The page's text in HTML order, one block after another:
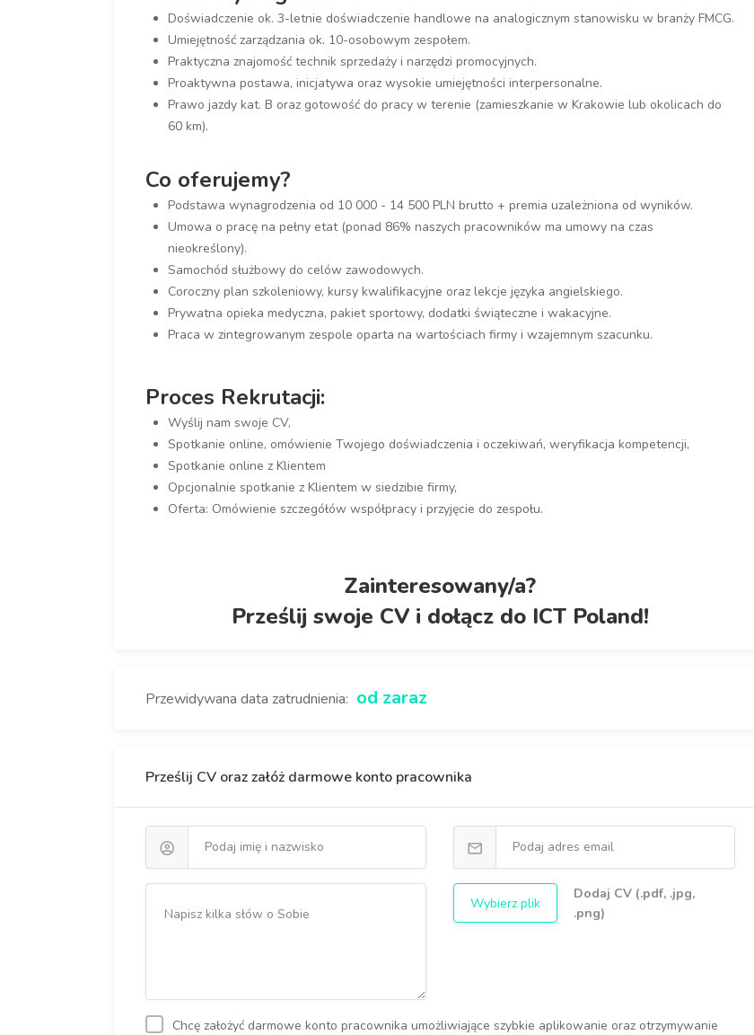
Doświadczenie ok. 3-letnie doświadczenie handlowe na analogicznym stanowisku w branży FMCG.
Umiejętność zarządzania ok. 10-osobowym zespołem.
Praktyczna znajomość technik sprzedaży i narzędzi promocyjnych.
Proaktywna postawa, inicjatywa oraz wysokie umiejętności interpersonalne.
Prawo jazdy kat. B oraz gotowość do pracy w terenie (zamieszkanie w Krakowie lub okolicach do
60 km).
Co oferujemy?
Podstawa wynagrodzenia od 10 000 - 14 500 PLN brutto + premia uzależniona od wyników.
Umowa o pracę na pełny etat (ponad 86% naszych pracowników ma umowy na czas
nieokreślony).
Samochód służbowy do celów zawodowych.
Coroczny plan szkoleniowy, kursy kwalifikacyjne oraz lekcje języka angielskiego.
Prywatna opieka medyczna, pakiet sportowy, dodatki świąteczne i wakacyjne.
Praca w zintegrowanym zespole oparta na wartościach firmy i wzajemnym szacunku.
Proces Rekrutacji:
Wyślij nam swoje CV,
Spotkanie online, omówienie Twojego doświadczenia i oczekiwań, weryfikacja kompetencji,
Spotkanie online z Klientem
Opcjonalnie spotkanie z Klientem w siedzibie firmy,
Oferta: Omówienie szczegółów współpracy i przyjęcie do zespołu.
Zainteresowany/a?
Prześlij swoje CV i dołącz do ICT Poland!
Przewidywana data zatrudnienia: od zaraz
Prześlij CV oraz załóż darmowe konto pracownika
Wybierz plik
Dodaj CV (.pdf, .jpg,
.png)
Chcę założyć darmowe konto pracownika umożliwiające szybkie aplikowanie oraz otrzymywanie